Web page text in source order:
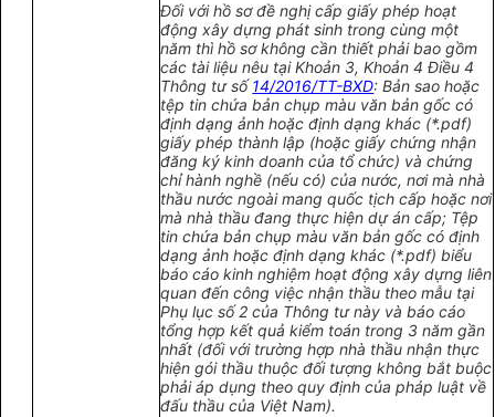
Đối với hồ sơ đề nghị cấp giấy phép hoạt
động xây dựng phát sinh trong cùng một
năm thì hồ sơ không cần thiết phải bao gồm
các tài liệu nêu tại Khoản 3, Khoản 4 Điều 4
Thông tư số 14/2016/TT-BXD: Bản sao hoặc
tệp tin chứa bản chụp màu văn bản gốc có
định dạng ảnh hoặc định dạng khác (*.pdf)
giấy phép thành lập (hoặc giấy chứng nhận
đăng ký kinh doanh của tổ chức) và chứng
chỉ hành nghề (nếu có) của nước, nơi mà nhà
thầu nước ngoài mang quốc tịch cấp hoặc nơi
mà nhà thầu đang thực hiện dự án cấp; Tệp
tin chứa bản chụp màu văn bản gốc có định
dạng ảnh hoặc định dạng khác (*.pdf) biểu
báo cáo kinh nghiệm hoạt động xây dựng liên
quan đến công việc nhận thầu theo mẫu tại
Phụ lục số 2 của Thông tư này và báo cáo
tổng hợp kết quả kiểm toán trong 3 năm gần
nhất (đối với trường hợp nhà thầu nhận thực
hiện gói thầu thuộc đối tượng không bắt buộc
phải áp dụng theo quy định của pháp luật về
đấu thầu của Việt Nam).